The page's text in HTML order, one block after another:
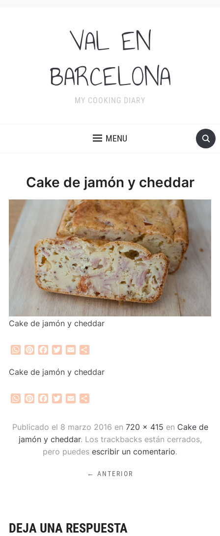
VAL EN
BARCELONA
MY COOKING DIARY
MENU
Cake de jamón y cheddar
Cake de jamón y cheddar
WhatsApp
PinterestFacebook
Twitter
Email
Cake de jamón y cheddar
WhatsApp
PinterestFacebook
Twitter
Email
Publicado el 8 marzo 2016 en 720 × 415 en Cake de
jamón y cheddar. Los trackbacks están cerrados,
pero puedes escribir un comentario.
← ANTERIOR
DEJA UNA RESPUESTA